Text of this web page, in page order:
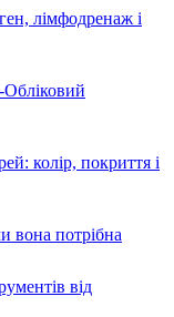
лімфодренаж і
колір, покриття і
вона потрібна
від